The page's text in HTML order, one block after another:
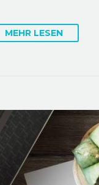
MEHR LESEN